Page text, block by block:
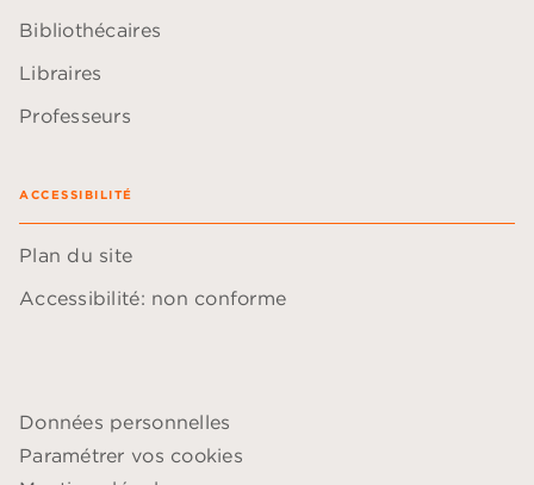
Bibliothécaires
Libraires
Professeurs
ACCESSIBILITÉ
Plan du site
Accessibilité: non conforme
Données personnelles
Paramétrer vos cookies